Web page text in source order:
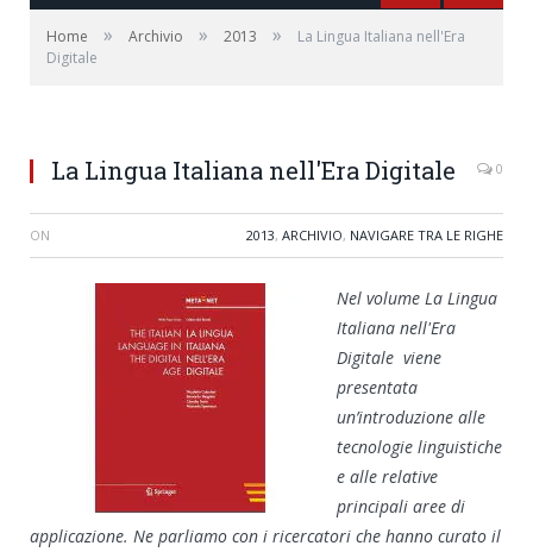
Home » Archivio » 2013 »
La Lingua Italiana nell'Era
Digitale
La Lingua Italiana nell'Era Digitale 0
ON 2013, ARCHIVIO, NAVIGARE TRA LE RIGHE
Nel volume La Lingua
Italiana nell'Era
Digitale viene
presentata
un’introduzione alle
tecnologie linguistiche
e alle relative
principali aree di
applicazione. Ne parliamo con i ricercatori che hanno curato il